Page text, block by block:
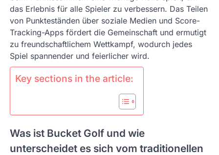
das Erlebnis für alle Spieler zu verbessern. Das Teilen
von Punkteständen über soziale Medien und Score-
Tracking-Apps fördert die Gemeinschaft und ermutigt
zu freundschaftlichem Wettkampf, wodurch jedes
Spiel spannender und feierlicher wird.
Key sections in the article:
Was ist Bucket Golf und wie
unterscheidet es sich vom traditionellen